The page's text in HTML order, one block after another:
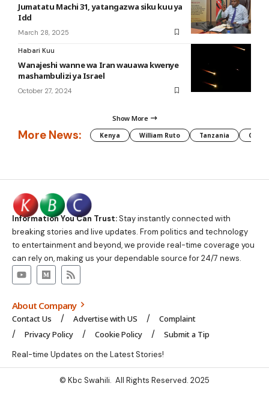
Jumatatu Machi 31, yatangazwa siku kuu ya
Idd
March 28, 2025
Habari Kuu
Wanajeshi wanne wa Iran wauawa kwenye
mashambulizi ya Israel
October 27, 2024
Show More
More News: Kenya William Ruto Tanzania CAF
Information You Can Trust:Stay instantly connected with
breaking stories and live updates. From politics and technology
to entertainment and beyond, we provide real-time coverage you
can rely on, making us your dependable source for 24/7 news.
About Company
Contact Us Advertise with US
Complaint
Privacy Policy
Cookie Policy Submit a Tip
Real-time Updates on the Latest Stories!
© Kbc Swahili. All Rights Reserved. 2025